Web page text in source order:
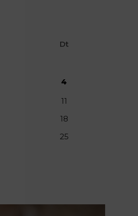
Dt
4
11
18
25